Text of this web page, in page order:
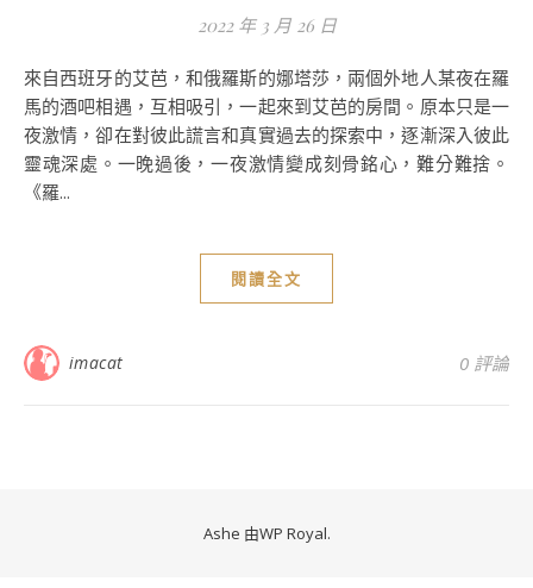
2022 年 3 月 26 日
來自西班牙的艾芭，和俄羅斯的娜塔莎，兩個外地人某夜在羅
馬的酒吧相遇，互相吸引，一起來到艾芭的房間。原本只是一
夜激情，卻在對彼此謊言和真實過去的探索中，逐漸深入彼此
靈魂深處。一晚過後，一夜激情變成刻骨銘心，難分難捨。
《羅...
閱讀全文
imacat 0 評論
Ashe 由WP Royal.